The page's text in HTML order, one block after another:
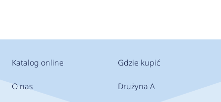
Katalog online
O nas
Gdzie kupić
Drużyna A